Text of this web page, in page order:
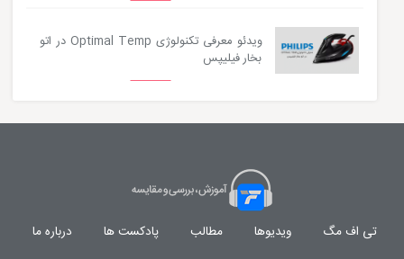
ویدئو معرفی تکنولوژی Optimal Temp در اتو
بخار فیلیپس
تی اف مگ ویدیوها مطالب پادکست ها درباره ما